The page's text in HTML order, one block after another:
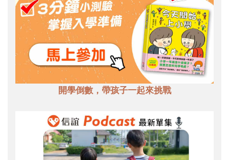
開學倒數，帶孩子一起來挑戰